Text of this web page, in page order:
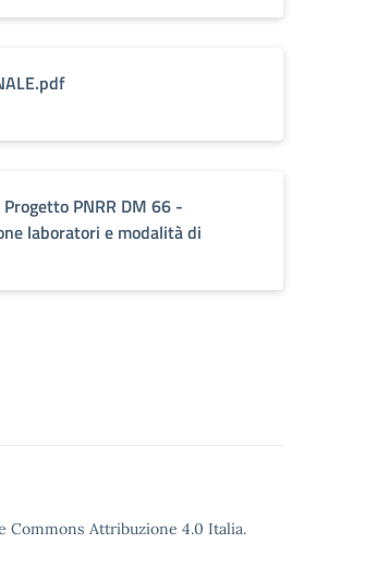
PNRR DM 66 -
laboratori e modalità di
Commons Attribuzione 4.0 Italia.